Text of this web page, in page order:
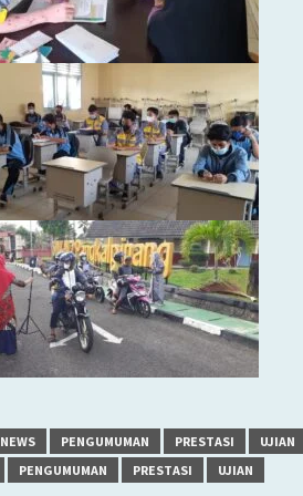
NEWS PENGUMUMAN PRESTASI
UJIAN
PENGUMUMAN PRESTASI UJIAN